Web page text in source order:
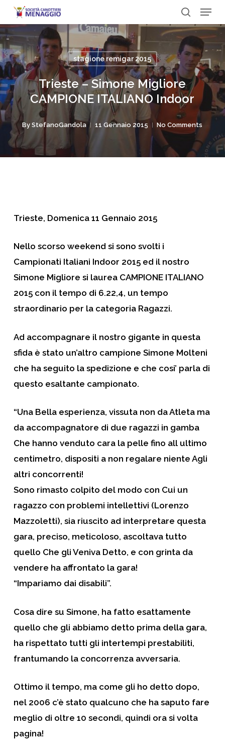
Skip
to
main
content
search
Menu
stagione remigar 2015
Trieste – Simone Migliore
CAMPIONE ITALIANO Indoor
By StefanoGandola 11 Gennaio 2015 No Comments
Trieste, Domenica 11 Gennaio 2015
Nello scorso weekend si sono svolti i
Campionati Italiani Indoor 2015 ed il nostro
Simone Migliore si laurea CAMPIONE ITALIANO
2015 con il tempo di 6.22,4, un tempo
straordinario per la categoria Ragazzi.
Ad accompagnare il nostro gigante in questa
sfida è stato un’altro campione Simone Molteni
che ha seguito la spedizione e che cosi’ parla di
questo esaltante campionato.
“Una Bella esperienza, vissuta non da Atleta ma
da accompagnatore di due ragazzi in gamba
Che hanno venduto cara la pelle fino all ultimo
centimetro, dispositi a non regalare niente Agli
altri concorrenti!
Sono rimasto colpito del modo con Cui un
ragazzo con problemi intellettivi (Lorenzo
Mazzoletti), sia riuscito ad interpretare questa
gara, preciso, meticoloso, ascoltava tutto
quello Che gli Veniva Detto, e con grinta da
vendere ha affrontato la gara!
“Impariamo dai disabili”.
Cosa dire su Simone, ha fatto esattamente
quello che gli abbiamo detto prima della gara,
ha rispettato tutti gli intertempi prestabiliti,
frantumando la concorrenza avversaria.
Ottimo il tempo, ma come gli ho detto dopo,
nel 2006 c’è stato qualcuno che ha saputo fare
meglio di oltre 10 secondi, quindi ora si volta
pagina!
Close
Menu